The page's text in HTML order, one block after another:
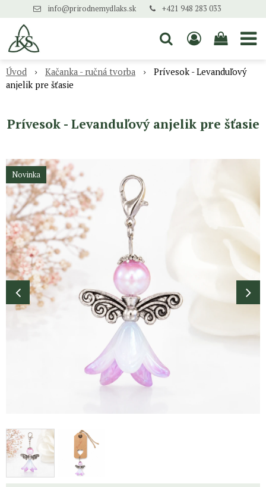
info@prirodnemydlaks.sk +421 948 283 033
Úvod Kačanka - ručná tvorba
Prívesok - Levanduľový
anjelik pre šťasie
Prívesok - Levanduľový anjelik pre šťasie
Novinka